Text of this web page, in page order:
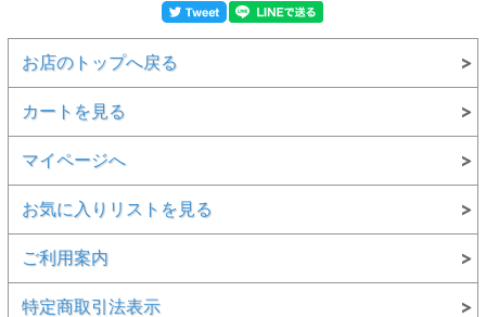
お店のトップへ戻る
カートを見る
マイページへ
お気に入りリストを見る
ご利用案内
特定商取引法表示